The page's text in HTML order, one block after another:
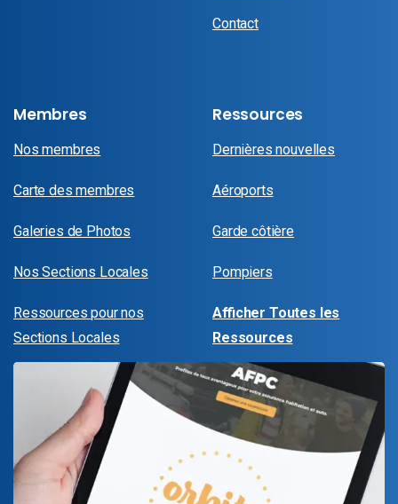
Contact
Membres
Nos membres
Carte des membres
Galeries de Photos
Nos Sections Locales
Ressources pour nos
Sections Locales
Ressources
Dernières nouvelles
Aéroports
Garde côtière
Pompiers
Afficher Toutes les
Ressources